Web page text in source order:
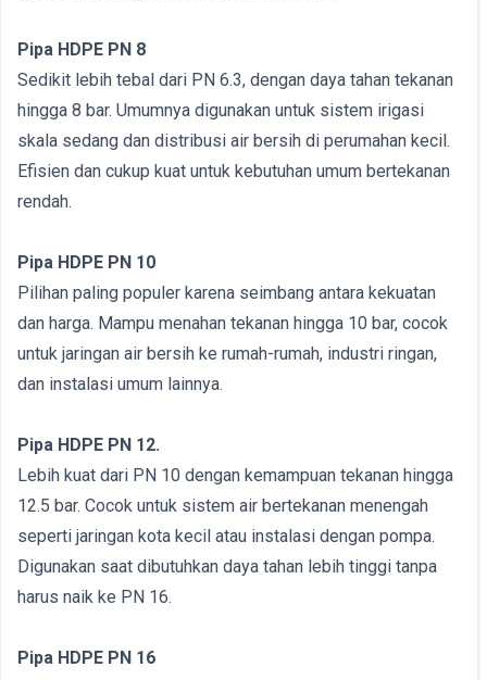
Pipa HDPE PN 8
Sedikit lebih tebal dari PN 6.3, dengan daya tahan tekanan
hingga 8 bar. Umumnya digunakan untuk sistem irigasi
skala sedang dan distribusi air bersih di perumahan kecil.
Efisien dan cukup kuat untuk kebutuhan umum bertekanan
rendah.
Pipa HDPE PN 10
Pilihan paling populer karena seimbang antara kekuatan
dan harga. Mampu menahan tekanan hingga 10 bar, cocok
untuk jaringan air bersih ke rumah-rumah, industri ringan,
dan instalasi umum lainnya.
Pipa HDPE PN 12.
Lebih kuat dari PN 10 dengan kemampuan tekanan hingga
12.5 bar. Cocok untuk sistem air bertekanan menengah
seperti jaringan kota kecil atau instalasi dengan pompa.
Digunakan saat dibutuhkan daya tahan lebih tinggi tanpa
harus naik ke PN 16.
Pipa HDPE PN 16